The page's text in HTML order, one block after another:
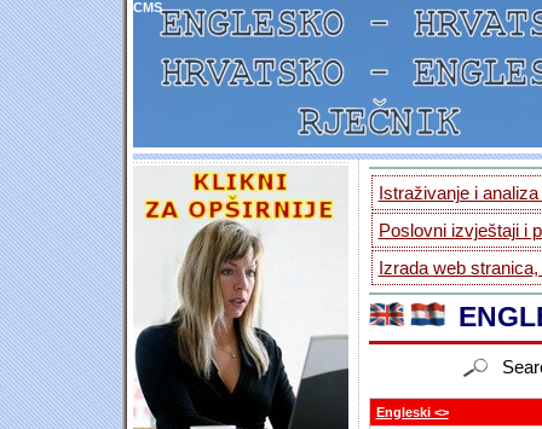
CMS
Istraživanje i
Poslovni izvještaji i
Izrada web
Engleski <>